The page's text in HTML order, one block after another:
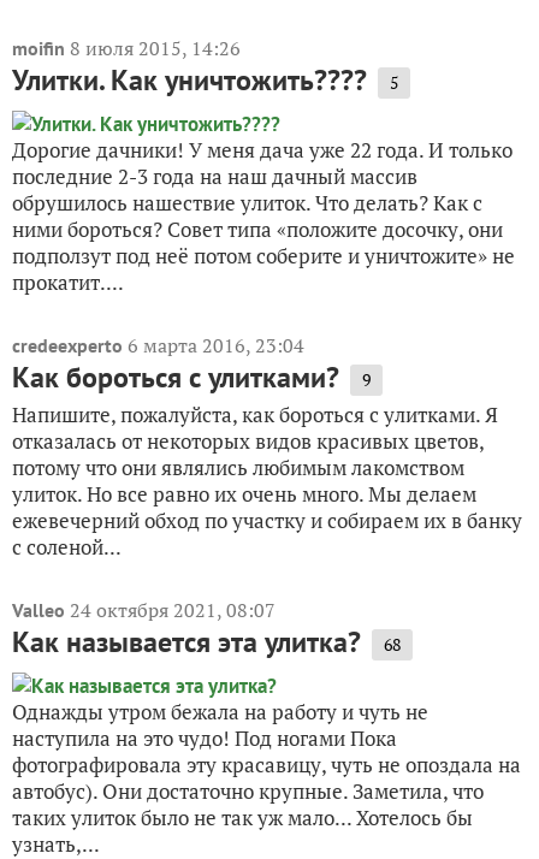
moifin 8 июля 2015, 14:26
Улитки. Как уничтожить???? 5
Дорогие дачники! У меня дача уже 22 года. И только
последние 2-3 года на наш дачный массив
обрушилось нашествие улиток. Что делать? Как с
ними бороться? Совет типа «положите досочку, они
подползут под неё потом соберите и уничтожите» не
прокатит....
credeexperto 6 марта 2016, 23:04
Как бороться с улитками? 9
Напишите, пожалуйста, как бороться с улитками. Я
отказалась от некоторых видов красивых цветов,
потому что они являлись любимым лакомством
улиток. Но все равно их очень много. Мы делаем
ежевечерний обход по участку и собираем их в банку
с соленой...
Valleo 24 октября 2021, 08:07
Как называется эта улитка? 68
Однажды утром бежала на работу и чуть не
наступила на это чудо! Под ногами Пока
фотографировала эту красавицу, чуть не опоздала на
автобус). Они достаточно крупные. Заметила, что
таких улиток было не так уж мало... Хотелось бы
узнать,...